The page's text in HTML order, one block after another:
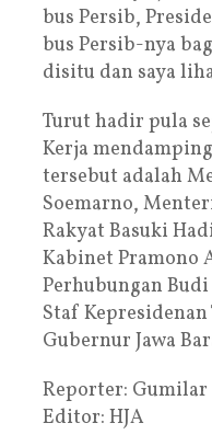
bus Persib,
bus Persib-nya
disitu dan saya
Turut hadir pula
Kerja
tersebut adalah
Soemarno,
Rakyat Basuki
Kabinet Pramono
Perhubungan
Staf
Gubernur Jawa
Reporter: Gumilar
Editor: HJA